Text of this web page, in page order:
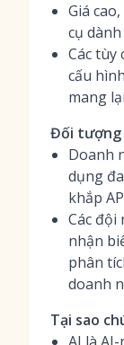
Giá
cụ
Các tùy
cấu
mang
Đối tượng
Doanh
dụng
khắp
Các đội
nhận
phân
doanh
Tại sao